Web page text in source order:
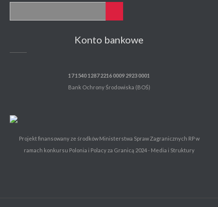
Konto bankowe
17 1540 1287 2216 0009 2923 0001
Bank Ochrony Środowiska (BOŚ)
Projekt finansowany ze środków Ministerstwa Spraw Zagranicznych RP w
ramach konkursu Polonia i Polacy za Granicą 2024 - Media i Struktury